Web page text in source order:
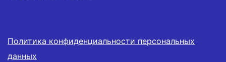
Политика конфиденциальности персональных
данных